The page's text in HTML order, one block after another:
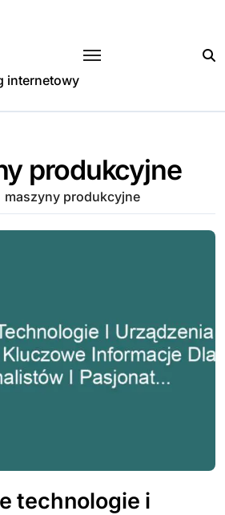
internetowy
produkcyjne
maszyny produkcyjne
technologie i